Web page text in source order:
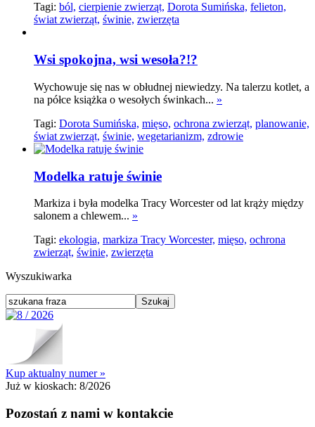
Tagi: ból, cierpienie zwierząt, Dorota Sumińska, felieton,
świat zwierząt, świnie, zwierzęta
Wsi spokojna, wsi wesoła?!?
Wychowuje się nas w obłudnej niewiedzy. Na talerzu kotlet, a
na półce książka o wesołych świnkach... »
Tagi: Dorota Sumińska, mięso, ochrona zwierząt, planowanie,
świat zwierząt, świnie, wegetarianizm, zdrowie
Modelka ratuje świnie
Markiza i była modelka Tracy Worcester od lat krąży między
salonem a chlewem... »
Tagi: ekologia, markiza Tracy Worcester, mięso, ochrona
zwierząt, świnie, zwierzęta
Wyszukiwarka
Kup aktualny numer »
Już w kioskach: 8/2026
Pozostań z nami w kontakcie